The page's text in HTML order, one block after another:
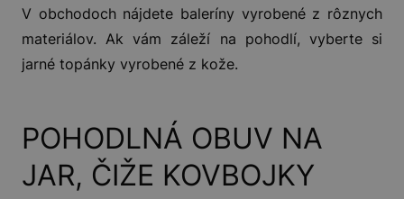
V obchodoch nájdete baleríny vyrobené z rôznych
materiálov. Ak vám záleží na pohodlí, vyberte si
jarné topánky vyrobené z kože.
POHODLNÁ OBUV NA
JAR, ČIŽE KOVBOJKY